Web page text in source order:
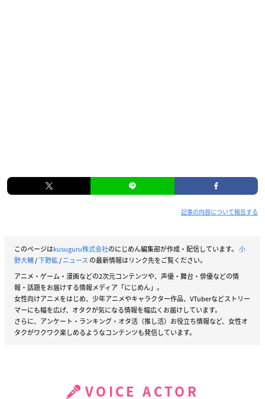
記事の内容について報告する
このページはkusuguru株式会社のにじめん編集部が作成・配信しています。 小
野大輔/下野紘/ニュース の最新情報はリンク先をご覧ください。
アニメ・ゲーム・漫画などの2次元コンテンツや、声優・舞台・俳優などの情
報・話題をお届けする情報メディア「にじめん」。
女性向けアニメをはじめ、少年アニメやキャラクター作品、VTuberなどストリー
マーにも幅を広げ、オタクが気になる情報を幅広くお届けしています。
さらに、アンケート・ランキング・オタ活（推し活）お役立ち情報など、女性オ
タクがワクワク楽しめるようなコンテンツも発信しています。
VOICE ACTOR